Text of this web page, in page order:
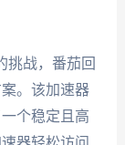
挑战，番茄回
。该加速器
个稳定且高